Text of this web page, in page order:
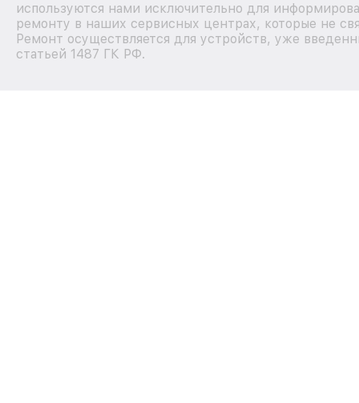
используются нами исключительно для
ремонту в наших сервисных центрах, которые не
Ремонт осуществляется для устройств, уже
статьей 1487 ГК РФ.